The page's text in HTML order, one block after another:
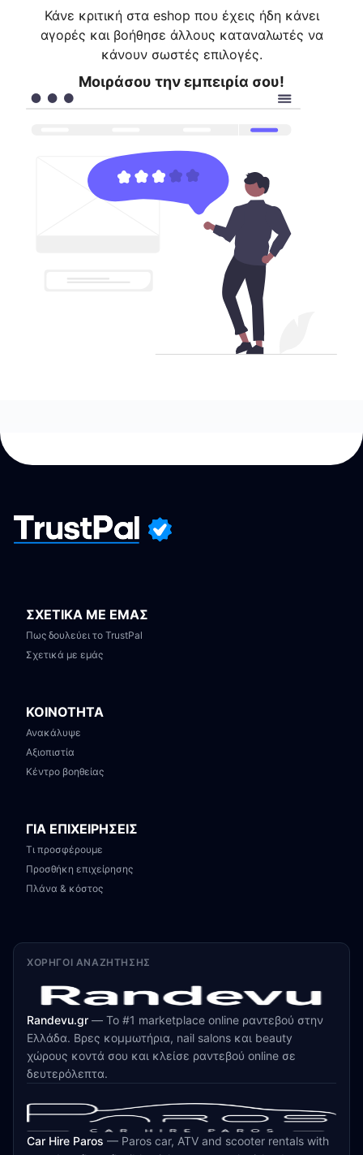
Κάνε κριτική στα eshop που έχεις ήδη κάνει
αγορές και βοήθησε άλλους καταναλωτές να
κάνουν σωστές επιλογές.
Μοιράσου την εμπειρία σου!
ΣΧΕΤΙΚΑ ΜΕ ΕΜΑΣ
Πως δουλεύει το TrustPal
Σχετικά με εμάς
ΚΟΙΝΟΤΗΤΑ
Ανακάλυψε
Αξιοπιστία
Κέντρο βοηθείας
ΓΙΑ ΕΠΙΧΕΙΡΗΣΕΙΣ
Τι προσφέρουμε
Προσθήκη επιχείρησης
Πλάνα & κόστος
ΧΟΡΗΓΟΊ ΑΝΑΖΉΤΗΣΗΣ
Randevu.gr — Το #1 marketplace online ραντεβού στην
Ελλάδα. Βρες κομμωτήρια, nail salons και beauty
χώρους κοντά σου και κλείσε ραντεβού online σε
δευτερόλεπτα.
Car Hire Paros — Paros car, ATV and scooter rentals with